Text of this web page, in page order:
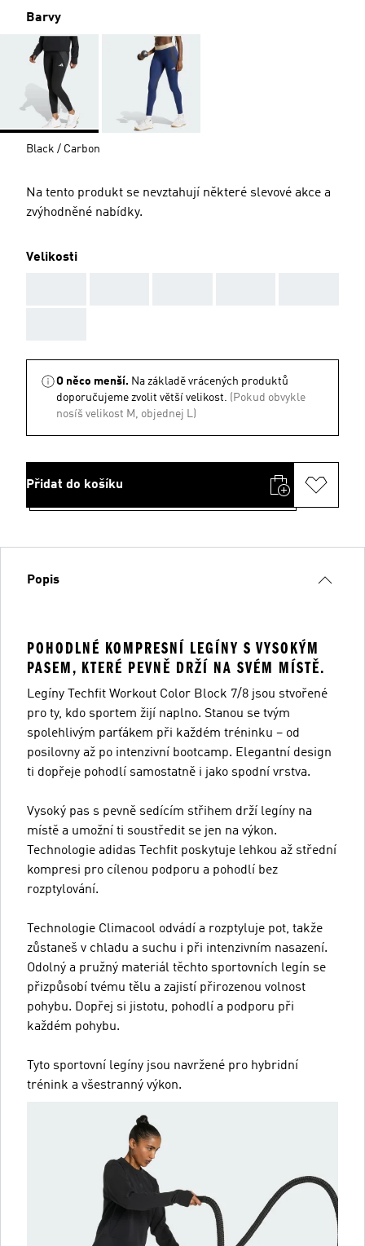
Barvy
Black / Carbon
Na tento produkt se nevztahují některé slevové akce a
zvýhodněné nabídky.
Velikosti
O něco menší. Na základě vrácených produktů
doporučujeme zvolit větší velikost. (Pokud obvykle
nosíš velikost M, objednej L)
Přidat do košíku
Popis
POHODLNÉ KOMPRESNÍ LEGÍNY S VYSOKÝM
PASEM, KTERÉ PEVNĚ DRŽÍ NA SVÉM MÍSTĚ.
Legíny Techfit Workout Color Block 7/8 jsou stvořené
pro ty, kdo sportem žijí naplno. Stanou se tvým
spolehlivým parťákem při každém tréninku – od
posilovny až po intenzivní bootcamp. Elegantní design
ti dopřeje pohodlí samostatně i jako spodní vrstva.
Vysoký pas s pevně sedícím střihem drží legíny na
místě a umožní ti soustředit se jen na výkon.
Technologie adidas Techfit poskytuje lehkou až střední
kompresi pro cílenou podporu a pohodlí bez
rozptylování.
Technologie Climacool odvádí a rozptyluje pot, takže
zůstaneš v chladu a suchu i při intenzivním nasazení.
Odolný a pružný materiál těchto sportovních legín se
přizpůsobí tvému tělu a zajistí přirozenou volnost
pohybu. Dopřej si jistotu, pohodlí a podporu při
každém pohybu.
Tyto sportovní legíny jsou navržené pro hybridní
trénink a všestranný výkon.